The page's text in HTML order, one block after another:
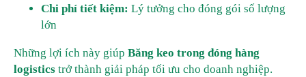
Chi phí tiết kiệm: Lý tưởng cho đóng gói số lượng
lớn
Những lợi ích này giúp Băng keo trong đóng hàng
logistics trở thành giải pháp tối ưu cho doanh nghiệp.